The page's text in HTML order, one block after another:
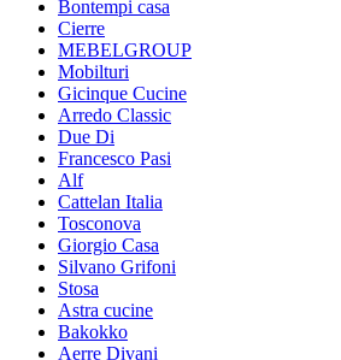
Bontempi casa
Cierre
MEBELGROUP
Mobilturi
Gicinque Cucine
Arredo Classic
Due Di
Francesco Pasi
Alf
Cattelan Italia
Tosconova
Giorgio Casa
Silvano Grifoni
Stosa
Astra cucine
Bakokko
Aerre Divani